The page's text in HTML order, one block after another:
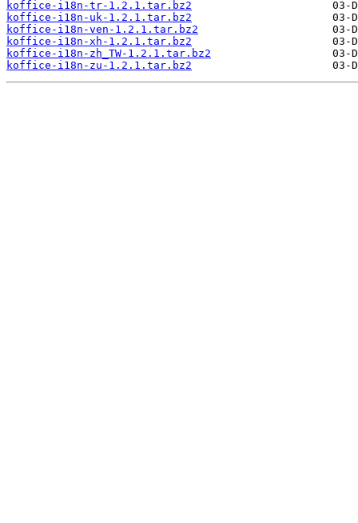
koffice-i18n-tr-1.2.1.tar.bz2
koffice-i18n-uk-1.2.1.tar.bz2
koffice-i18n-ven-1.2.1.tar.bz2
koffice-i18n-xh-1.2.1.tar.bz2
koffice-i18n-zh_TW-1.2.1.tar.bz2
koffice-i18n-zu-1.2.1.tar.bz2